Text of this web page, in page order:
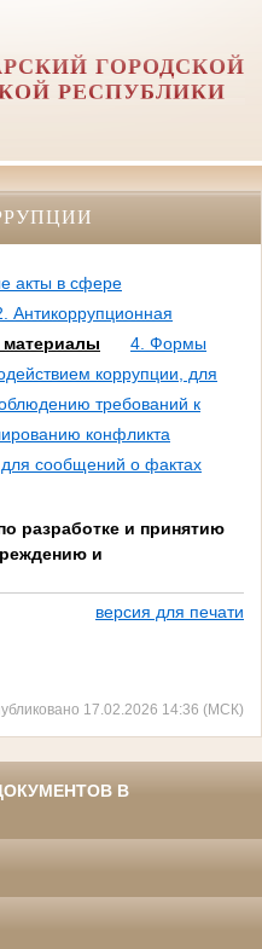
ГОРОДСКОЙ
РЕСПУБЛИКИ
акты в сфере
Антикоррупционная
материалы
4. Формы
коррупции, для
требований к
конфликта
сообщений о фактах
разработке и принятию
и
версия для печати
17.02.2026 14:36 (МСК)
В